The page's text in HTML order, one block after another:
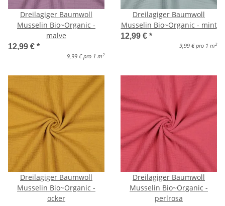
Dreilagiger Baumwoll
Musselin Bio~Organic -
malve
12,99 € *
9,99 € pro 1 m 2
Dreilagiger Baumwoll
Musselin Bio~Organic - mint
12,99 € *
9,99 € pro 1 m 2
Dreilagiger Baumwoll
Musselin Bio~Organic -
ocker
Dreilagiger Baumwoll
Musselin Bio~Organic -
perlrosa